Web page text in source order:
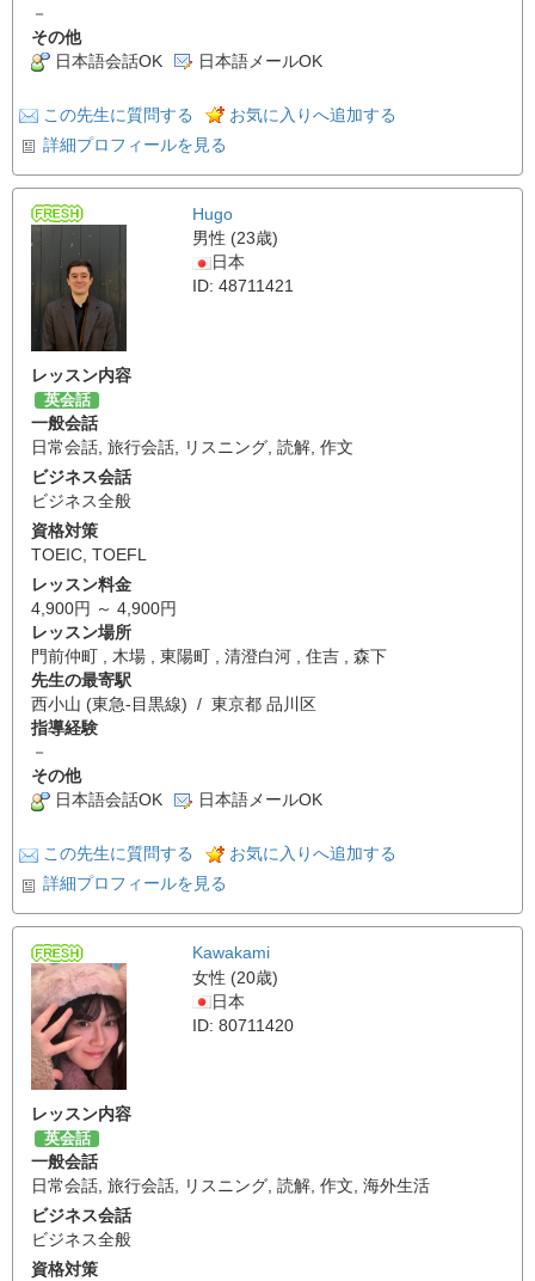
－
その他
日本語会話OK
日本語メールOK
この先生に質問する
お気に入りへ追加する
詳細プロフィールを見る
Hugo
男性 (23歳)
日本
ID: 48711421
レッスン内容
英会話
一般会話
日常会話, 旅行会話, リスニング, 読解, 作文
ビジネス会話
ビジネス全般
資格対策
TOEIC, TOEFL
レッスン料金
4,900円 ～ 4,900円
レッスン場所
門前仲町 , 木場 , 東陽町 , 清澄白河 , 住吉 , 森下
先生の最寄駅
西小山 (東急-目黒線) / 東京都 品川区
指導経験
－
その他
日本語会話OK
日本語メールOK
この先生に質問する
お気に入りへ追加する
詳細プロフィールを見る
Kawakami
女性 (20歳)
日本
ID: 80711420
レッスン内容
英会話
一般会話
日常会話 旅行会話 リスニング 読解 作文 海外生活
ビジネス会話
ビジネス全般
資格対策